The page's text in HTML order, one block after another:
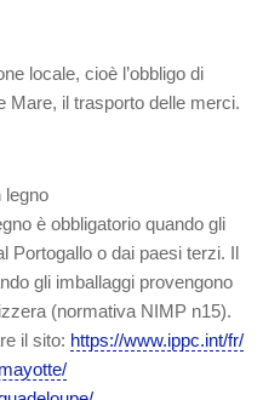
locale, cioè l’obbligo di
Mare, il trasporto delle merci.
legno
è obbligatorio quando gli
Portogallo o dai paesi terzi. Il
gli imballaggi provengono
(normativa NIMP n15).
il sito: https://www.ippc.int/fr/